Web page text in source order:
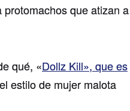
que atizan a
qué, «Dollz Kill», que es
estilo de mujer malota